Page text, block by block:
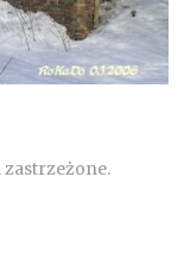
zastrzeżone.